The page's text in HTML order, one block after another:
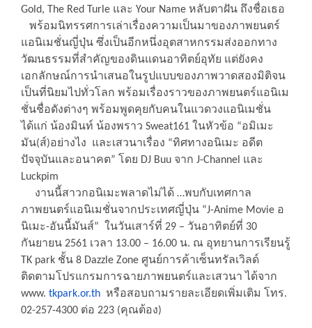
Gold, The Red Turle และ Your Name หลับตาฝัน ถึงชื่อเธอ
พร้อมนิทรรศการเล่าเรื่องความเป็นมาของภาพยนตร์
แอนิเมชั่นญี่ปุ่น ซึ่งเป็นอีกหนึ่งอุตสาหกรรมส่งออกทาง
วัฒนธรรมที่สำคัญของดินแดนอาทิตย์อุทัย แต่ยังคง
เอกลักษณ์การนำเสนอในรูปแบบของภาพวาดสองมิติจน
เป็นที่นิยมไปทั่วโลก พร้อมเรื่องราวของภาพยนตร์แอนิเม
ชั่นชื่อดังต่างๆ พร้อมพูดคุยกับคนในแวดวงแอนิเมชั่น
ได้แก่ น้องมินท์ น้องพราว Sweat161 ในหัวข้อ “อมิเมะ
มัน(ส์)อย่างไง และเสวนาเรื่อง “ทิศทางอนิเมะ อดีต
ปัจจุบันและอนาคต” โดย DJ Buu จาก J-Channel และ
Luckpim
งานนี้สาวกอนิเมะพลาดไม่ได้ …พบกับเทศกาล
ภาพยนตร์แอนิเมชั่นจากประเทศญี่ปุ่น “J-Anime Movie อ
นิเมะ-อันนี้มันส์” ในวันเสาร์ที่ 29 – วันอาทิตย์ที่ 30
กันยายน 2561 เวลา 13.00 – 16.00 น. ณ อุทยานการเรียนรู้
TK park ชั้น 8 Dazzle Zone ศูนย์การค้าเซ็นทรัลเวิลด์
ติดตามโปรแกรมการฉายภาพยนตร์และเสวนา ได้จาก
www. tkpark.or.th หรือสอบถามรายละเอียดเพิ่มเติม โทร.
02-257-4300 ต่อ 223 (คุณต้อง)